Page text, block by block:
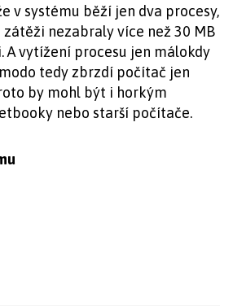
v systému běží jen dva procesy,
nezabraly více než 30 MB
A vytížení procesu jen málokdy
tedy zbrzdí počítač jen
by mohl být i horkým
nebo starší počítače.